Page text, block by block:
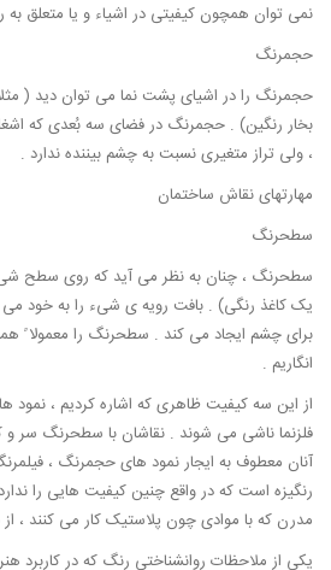
نمی توان همچون کیفیتی در اشیاء و یا متعلق
حجمرنگ
حجمرنگ را در اشیای پشت نما می توان دید (
بخار رنگین) . حجمرنگ در فضای سه بُعدی که
، ولی تراز متغیری نسبت به چشم بیننده ندارد .
مهارتهای نقاش ساختمان
سطحرنگ
سطحرنگ ، چنان به نظر می آید که روی سطح
یک کاغذ رنگی) . بافت رویه ی شیء را به خود می
برای چشم ایجاد می کند . سطحرنگ را معمولا
انگاریم .
از این سه کیفیت ظاهری که اشاره کردیم ، نمود
فلزنما ناشی می شوند . نقاشان با سطحرنگ سر و
آنان معطوف به ایجار نمود های حجمرنگ ،
رنگیزه است که در واقع چنین کیفیت هایی را
مدرن که با موادی چون پلاستیک کار می کنند ،
یکی از ملاحظات روانشناختی رنگ که در کاربرد